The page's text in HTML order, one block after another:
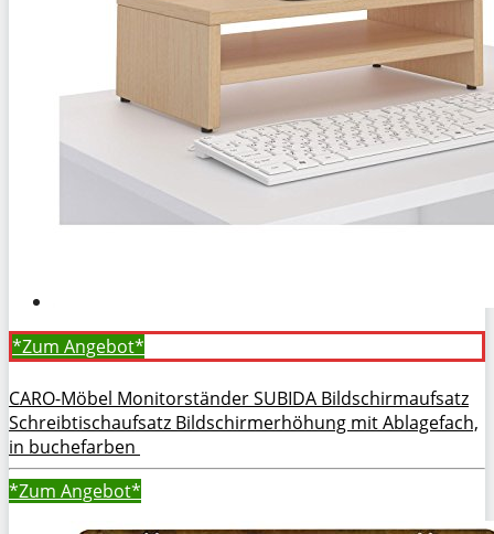
*Zum Angebot*
CARO-Möbel Monitorständer SUBIDA Bildschirmaufsatz
Schreibtischaufsatz Bildschirmerhöhung mit Ablagefach,
in buchefarben
*Zum Angebot*